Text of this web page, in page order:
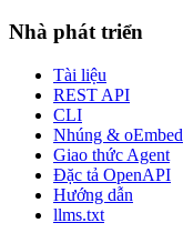
Nhà phát triển
Tài liệu
REST API
CLI
Nhúng & oEmbed
Giao thức Agent
Đặc tả OpenAPI
Hướng dẫn
llms.txt